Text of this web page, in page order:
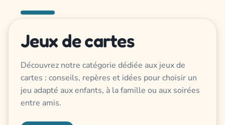
Jeux de cartes
Découvrez notre catégorie dédiée aux jeux de
cartes : conseils, repères et idées pour choisir un
jeu adapté aux enfants, à la famille ou aux soirées
entre amis.